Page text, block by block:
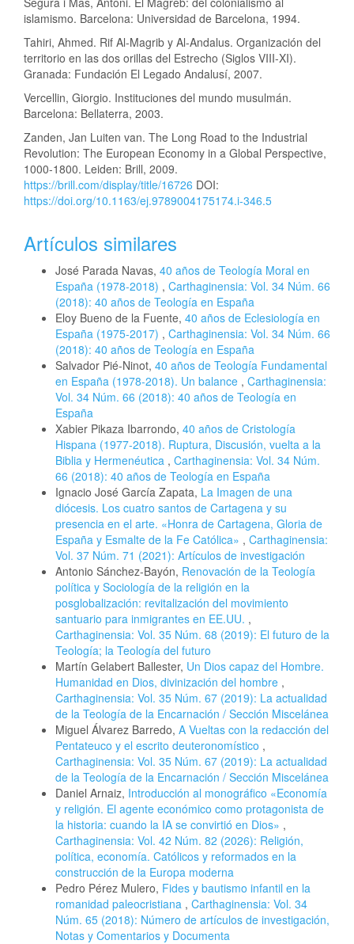
islamismo. Barcelona: Universidad de Barcelona, 1994.
Tahiri, Ahmed. Rif Al-Magrib y Al-Andalus. Organización del
territorio en las dos orillas del Estrecho (Siglos VIII-XI).
Granada: Fundación El Legado Andalusí, 2007.
Vercellin, Giorgio. Instituciones del mundo musulmán.
Barcelona: Bellaterra, 2003.
Zanden, Jan Luiten van. The Long Road to the Industrial
Revolution: The European Economy in a Global Perspective,
1000-1800. Leiden: Brill, 2009.
https://brill.com/display/title/16726 DOI:
https://doi.org/10.1163/ej.9789004175174.i-346.5
Artículos similares
José Parada Navas, 40 años de Teología Moral en
España (1978-2018) , Carthaginensia: Vol. 34 Núm. 66
(2018): 40 años de Teología en España
Eloy Bueno de la Fuente, 40 años de Eclesiología en
España (1975-2017) , Carthaginensia: Vol. 34 Núm. 66
(2018): 40 años de Teología en España
Salvador Pié-Ninot, 40 años de Teología Fundamental
en España (1978-2018). Un balance , Carthaginensia:
Vol. 34 Núm. 66 (2018): 40 años de Teología en
España
Xabier Pikaza Ibarrondo, 40 años de Cristología
Hispana (1977-2018). Ruptura, Discusión, vuelta a la
Biblia y Hermenéutica , Carthaginensia: Vol. 34 Núm.
66 (2018): 40 años de Teología en España
Ignacio José García Zapata, La Imagen de una
diócesis. Los cuatro santos de Cartagena y su
presencia en el arte. «Honra de Cartagena, Gloria de
España y Esmalte de la Fe Católica» , Carthaginensia:
Vol. 37 Núm. 71 (2021): Artículos de investigación
Antonio Sánchez-Bayón, Renovación de la Teología
política y Sociología de la religión en la
posglobalización: revitalización del movimiento
santuario para inmigrantes en EE.UU. ,
Carthaginensia: Vol. 35 Núm. 68 (2019): El futuro de la
Teología; la Teología del futuro
Martín Gelabert Ballester, Un Dios capaz del Hombre.
Humanidad en Dios, divinización del hombre ,
Carthaginensia: Vol. 35 Núm. 67 (2019): La actualidad
de la Teología de la Encarnación / Sección Miscelánea
Miguel Álvarez Barredo, A Vueltas con la redacción del
Pentateuco y el escrito deuteronomístico ,
Carthaginensia: Vol. 35 Núm. 67 (2019): La actualidad
de la Teología de la Encarnación / Sección Miscelánea
Daniel Arnaiz, Introducción al monográfico «Economía
y religión. El agente económico como protagonista de
la historia: cuando la IA se convirtió en Dios» ,
Carthaginensia: Vol. 42 Núm. 82 (2026): Religión,
política, economía. Católicos y reformados en la
construcción de la Europa moderna
Pedro Pérez Mulero, Fides y bautismo infantil en la
romanidad paleocristiana , Carthaginensia: Vol. 34
Núm. 65 (2018): Número de artículos de investigación,
Notas y Comentarios y Documenta